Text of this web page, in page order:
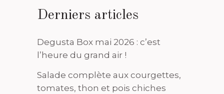
Derniers articles
Degusta Box mai 2026 : c’est
l’heure du grand air !
Salade complète aux courgettes,
tomates, thon et pois chiches